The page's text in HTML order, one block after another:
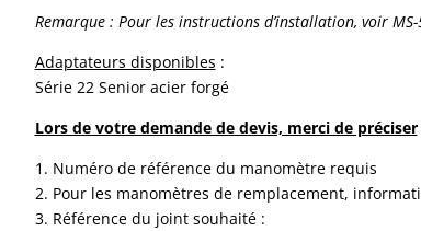
Remarque : Pour les instructions d’installation, voir
Adaptateurs disponibles :
Série 22 Senior acier forgé
Lors de votre demande de devis, merci de préciser
1. Numéro de référence du manomètre requis
2. Pour les manomètres de remplacement,
3. Référence du joint souhaité :